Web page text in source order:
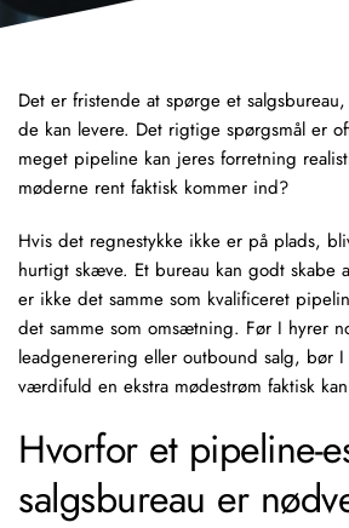
Det er fristende at spørge et
de kan levere. Det rigtige spørgsmål er
meget pipeline kan jeres forretning
møderne rent faktisk kommer ind?
Hvis det regnestykke ikke er på plads,
hurtigt skæve. Et bureau kan godt skabe
er ikke det samme som kvalificeret
det samme som omsætning. Før I hyrer
leadgenerering eller outbound salg, bør I
værdifuld en ekstra mødestrøm faktisk
Hvorfor et pipeline-
salgsbureau er